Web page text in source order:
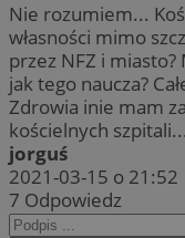
Nie rozumiem...
własności mimo
przez NFZ i miasto?
jak tego naucza?
Zdrowia inie mam
kościelnych szpitali...
jorguś
2021-03-15 o 21:52
7 Odpowiedz